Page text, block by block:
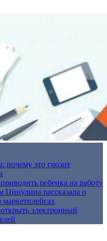
почему это грозит
ребенка на работу
Цицулина рассказала о
электронный